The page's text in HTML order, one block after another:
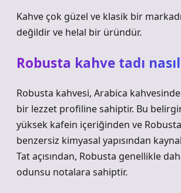
Kahve çok güzel ve klasik bir
değildir ve helal bir üründür.
Robusta kahve tadı
Robusta kahvesi, Arabica
bir lezzet profiline sahiptir. Bu
yüksek kafein içeriğinden ve
benzersiz kimyasal yapısından
Tat açısından, Robusta genellikle
odunsu notalara sahiptir.